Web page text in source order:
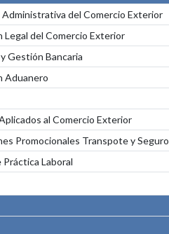
del Comercio Exterior
Legal del Comercio Exterior
Gestión Bancaria
Aduanero
al Comercio Exterior
Promocionales Transpote y Seguro
Práctica Laboral